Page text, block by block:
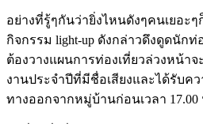
อย่างที่รู้ๆกันว่ายิ่งไหนดังๆคนเยอ
กิจกรรม light-up ดังกล่าวดึงดูดนัก
ต้องวางแผนการท่องเที่ยวล่วงหน้า
งานประจำปีที่มีชื่อเสียงและได้รับค
ทางออกจากหมู่บ้านก่อนเวลา